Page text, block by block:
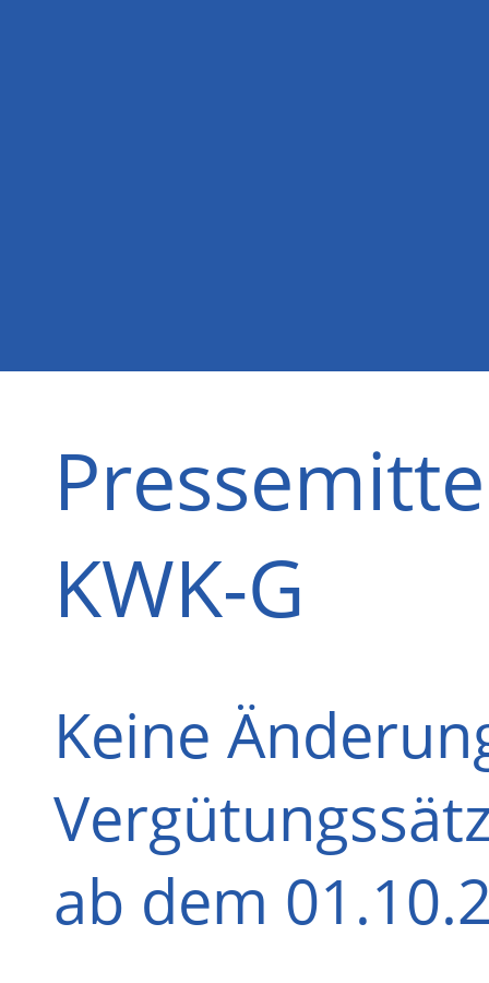
KWK-G
Keine
ab dem